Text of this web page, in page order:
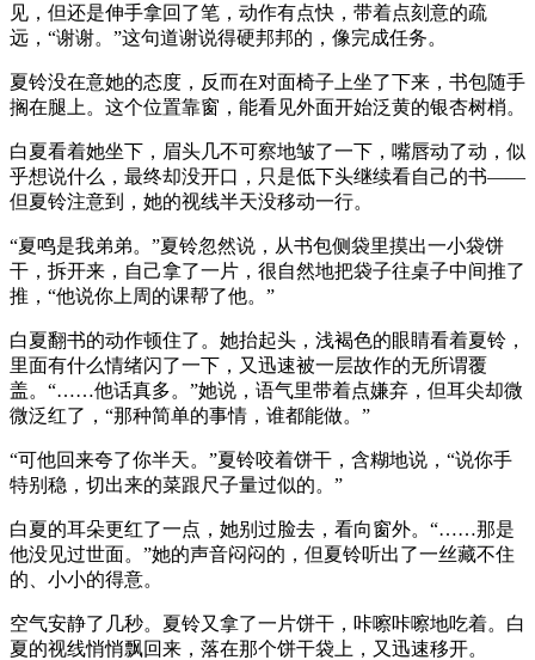
见，但还是伸手拿回了笔，动作有点快，带着点刻意的疏
远，“谢谢。”这句道谢说得硬邦邦的，像完成任务。
夏铃没在意她的态度，反而在对面椅子上坐了下来，书包随手
搁在腿上。这个位置靠窗，能看见外面开始泛黄的银杏树梢。
白夏看着她坐下，眉头几不可察地皱了一下，嘴唇动了动，似
乎想说什么，最终却没开口，只是低下头继续看自己的书——
但夏铃注意到，她的视线半天没移动一行。
“夏鸣是我弟弟。”夏铃忽然说，从书包侧袋里摸出一小袋饼
干，拆开来，自己拿了一片，很自然地把袋子往桌子中间推了
推，“他说你上周的课帮了他。”
白夏翻书的动作顿住了。她抬起头，浅褐色的眼睛看着夏铃，
里面有什么情绪闪了一下，又迅速被一层故作的无所谓覆
盖。“……他话真多。”她说，语气里带着点嫌弃，但耳尖却微
微泛红了，“那种简单的事情，谁都能做。”
“可他回来夸了你半天。”夏铃咬着饼干，含糊地说，“说你手
特别稳，切出来的菜跟尺子量过似的。”
白夏的耳朵更红了一点，她别过脸去，看向窗外。“……那是
他没见过世面。”她的声音闷闷的，但夏铃听出了一丝藏不住
的、小小的得意。
空气安静了几秒。夏铃又拿了一片饼干，咔嚓咔嚓地吃着。白
夏的视线悄悄飘回来，落在那个饼干袋上，又迅速移开。